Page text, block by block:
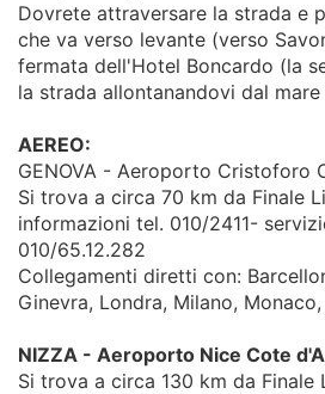
Dovrete attraversare la strada e
che va verso levante (verso
fermata dell'Hotel Boncardo (la
la strada allontanandovi dal
AEREO:
GENOVA - Aeroporto Cristoforo
Si trova a circa 70 km da Finale
informazioni tel. 010/2411-
010/65.12.282
Collegamenti diretti con:
Ginevra, Londra, Milano,
NIZZA - Aeroporto Nice Cote
Si trova a circa 130 km da Finale